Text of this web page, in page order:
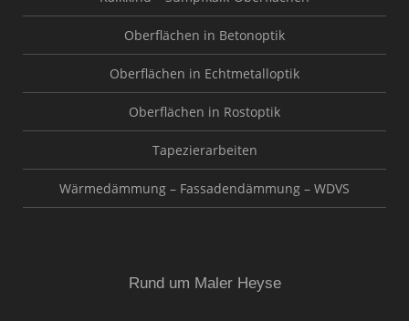
Oberflächen in Betonoptik
Oberflächen in Echtmetalloptik
Oberflächen in Rostoptik
Tapezierarbeiten
Wärmedämmung – Fassadendämmung – WDVS
Rund um Maler Heyse